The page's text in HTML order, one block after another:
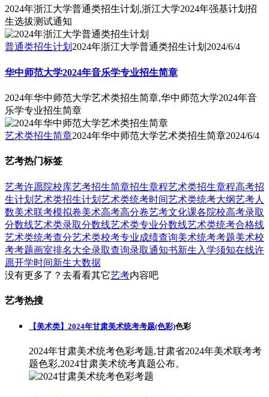
2024年浙江大学普通类招生计划,浙江大学2024年强基计划招
生选拔测试通知
普通类招生计划 2024年浙江大学普通类招生计划 2024/6/4
华中师范大学2024年音乐学专业招生简章
2024年华中师范大学艺术类招生简章,华中师范大学2024年音
乐学专业招生简章
艺术类招生简章2024年华中师范大学艺术类招生简章2024/6/4
艺考热门标签
艺考许愿院校库艺考招生简章招生章程艺术类招生章程高考招
生计划 艺术类招生计划 艺术类统考时间艺术类统考大纲艺考人
数美术联考模拟卷美术高考高分卷艺考文化课各院校高考录取
分数线艺术类录取分数线艺术类专业分数线艺术类统考合格线
艺术类统考查分艺术类校考专业成绩查询美术统考考题美术校
考考题画室排名大全录取查询录取通知书新生入学须知在线许
愿开学时间新生大数据
没有更多了？去看看其它艺考内容吧
艺考热搜
【美术类】2024年甘肃美术统考考题(色彩)色彩
2024年甘肃美术统考色彩考题,甘肃省2024年美术联考考
题色彩,2024甘肃美术统考真题公布。